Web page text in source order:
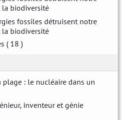
la biodiversité
fossiles détruisent notre
la biodiversité
( 18 )
plage : le nucléaire dans un
inventeur et génie